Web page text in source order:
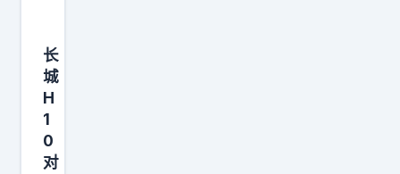
、
都
是
六
座
插
晰
，
按
需
挑
长
城
H
1
0
对